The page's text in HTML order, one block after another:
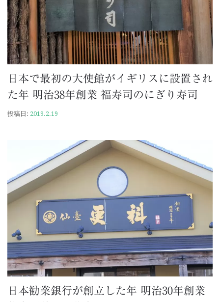
日本で最初の大使館がイギリスに設置され
た年 明治38年創業 福寿司のにぎり寿司
投稿日: 2019.2.19
日本勧業銀行が創立した年 明治30年創業